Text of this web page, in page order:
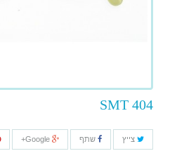
SMT 404
צייץ שתף